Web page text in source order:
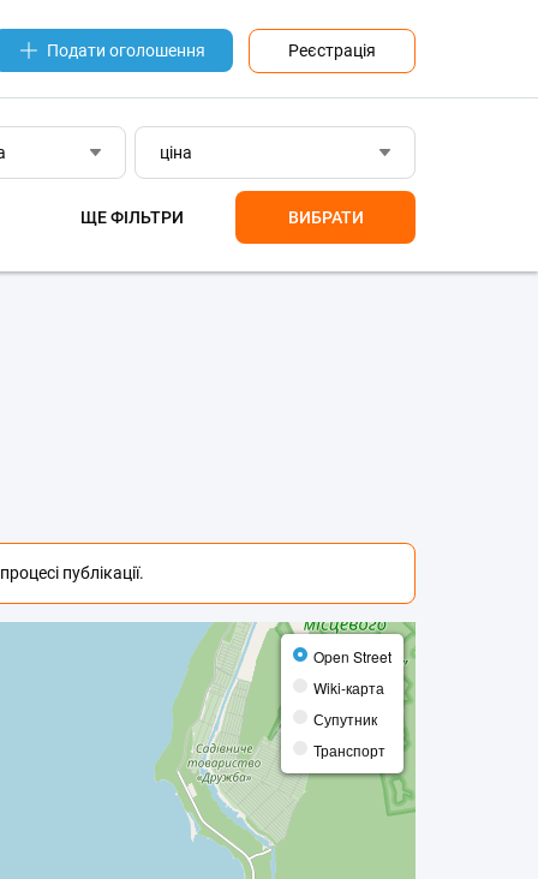
Подати оголошення Реєстрація
ціна
ЩЕ ФІЛЬТРИ ВИБРАТИ
публікації.
Open Street
Wiki-карта
Супутник
Транспорт